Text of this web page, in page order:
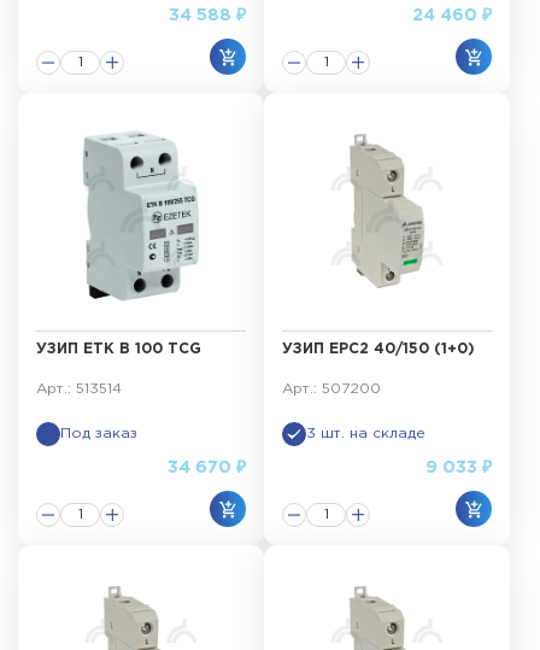
34 588 ₽ 24 460 ₽
УЗИП ETK B 100 TCG
Арт.: 513514
Под заказ
34 670 ₽
УЗИП ЕРС2 40/150 (1+0)
Арт.: 507200
3 шт. на складе
9 033 ₽